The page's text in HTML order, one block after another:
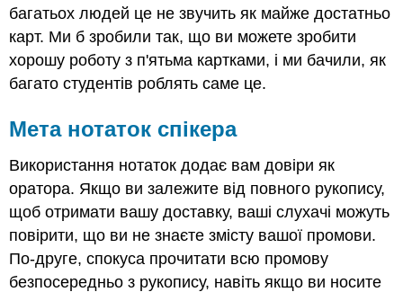
багатьох людей це не звучить як майже достатньо
карт. Ми б зробили так, що ви можете зробити
хорошу роботу з п'ятьма картками, і ми бачили, як
багато студентів роблять саме це.
Мета нотаток спікера
Використання нотаток додає вам довіри як
оратора. Якщо ви залежите від повного рукопису,
щоб отримати вашу доставку, ваші слухачі можуть
повірити, що ви не знаєте змісту вашої промови.
По-друге, спокуса прочитати всю промову
безпосередньо з рукопису, навіть якщо ви носите